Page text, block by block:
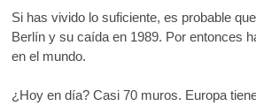
Si has vivido lo suficiente, es probable
Berlín y su caída en 1989. Por entonces
en el mundo.
¿Hoy en día? Casi 70 muros. Europa